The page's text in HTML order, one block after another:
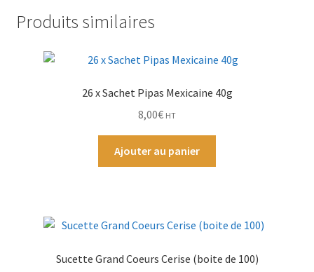
Encens
Entretien / Nettoyage
Produits similaires
26 x Sachet Pipas Mexicaine 40g
8,00€ HT
Ajouter au panier
Sucette Grand Coeurs Cerise (boite de 100)